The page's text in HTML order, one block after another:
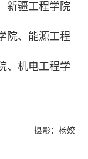
新疆工程学院
院、能源工程
、机电工程学
摄影：杨姣